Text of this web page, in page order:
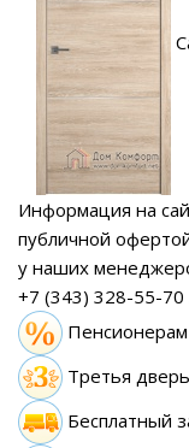
Информация на
публичной
у наших
+7 (343) 328-55-70
Пенсионерам
Третья
Бесплатный